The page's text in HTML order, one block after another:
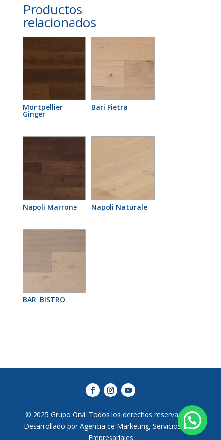
Productos
relacionados
Montpellier
Ginger
Bari Pietra
Napoli Marrone Napoli Naturale
BARI BISTRO
© 2025 Grupo Orvi. Todos los derechos reservados |
Desarrollado por Agencia de Marketing, Servicios Web
Empresariales